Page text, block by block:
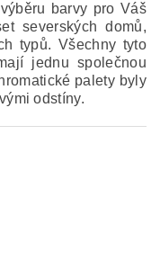
barvy pro Váš
severských domů,
typů. Všechny tyto
jednu společnou
palety byly
odstíny.